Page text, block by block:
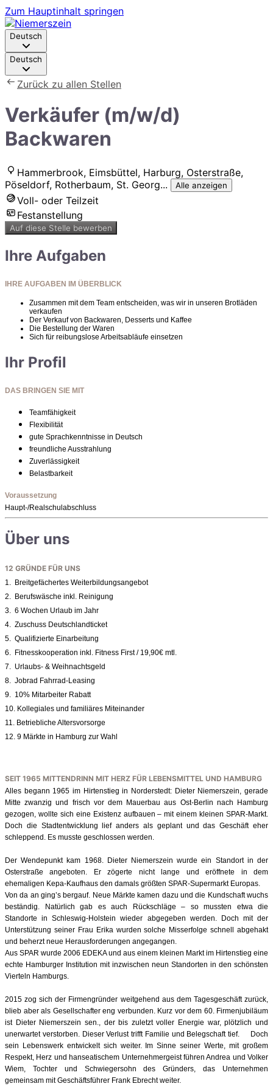
Zum Hauptinhalt springen
Deutsch
Deutsch
Zurück zu allen Stellen
Verkäufer (m/w/d)
Backwaren
Hammerbrook, Eimsbüttel, Harburg, Osterstraße,
Pöseldorf, Rotherbaum, St. Georg... Alle anzeigen
Voll- oder Teilzeit
Festanstellung
Auf diese Stelle bewerben
Ihre Aufgaben
IHRE AUFGABEN IM ÜBERBLICK
Zusammen mit dem Team entscheiden, was wir in unseren Brotläden
verkaufen
Der Verkauf von Backwaren, Desserts und Kaffee
Die Bestellung der Waren
Sich für reibungslose Arbeitsabläufe einsetzen
Ihr Profil
DAS BRINGEN SIE MIT
Teamfähigkeit
Flexibilität
gute Sprachkenntnisse in Deutsch
freundliche Ausstrahlung
Zuverlässigkeit
Belastbarkeit
Voraussetzung
Haupt-/Realschulabschluss
Über uns
12 GRÜNDE FÜR UNS
1. Breitgefächertes Weiterbildungsangebot
2. Berufswäsche inkl. Reinigung
3. 6 Wochen Urlaub im Jahr
4. Zuschuss Deutschlandticket
5. Qualifizierte Einarbeitung
6. Fitnesskooperation inkl. Fitness First / 19,90€ mtl.
7. Urlaubs- & Weihnachtsgeld
8. Jobrad Fahrrad-Leasing
9. 10% Mitarbeiter Rabatt
10. Kollegiales und familiäres Miteinander
11. Betriebliche Altersvorsorge
12. 9 Märkte in Hamburg zur Wahl
SEIT 1965 MITTENDRINN MIT HERZ FÜR LEBENSMITTEL UND HAMBURG
Alles begann 1965 im Hirtenstieg in Norderstedt: Dieter Niemerszein, gerade
Mitte zwanzig und frisch vor dem Mauerbau aus Ost-Berlin nach Hamburg
gezogen, wollte sich eine Existenz aufbauen – mit einem kleinen SPAR-Markt.
Doch die Stadtentwicklung lief anders als geplant und das Geschäft eher
schleppend. Es musste geschlossen werden.
Der Wendepunkt kam 1968. Dieter Niemerszein wurde ein Standort in der
Osterstraße angeboten. Er zögerte nicht lange und eröffnete in dem
ehemaligen Kepa-Kaufhaus den damals größten SPAR-Supermarkt Europas.
Von da an ging’s bergauf. Neue Märkte kamen dazu und die Kundschaft wuchs
beständig. Natürlich gab es auch Rückschläge – so mussten etwa die
Standorte in Schleswig-Holstein wieder abgegeben werden. Doch mit der
Unterstützung seiner Frau Erika wurden solche Misserfolge schnell abgehakt
und beherzt neue Herausforderungen angegangen.
Aus SPAR wurde 2006 EDEKA und aus einem kleinen Markt im Hirtenstieg eine
echte Hamburger Institution mit inzwischen neun Standorten in den schönsten
Vierteln Hamburgs.
2015 zog sich der Firmengründer weitgehend aus dem Tagesgeschäft zurück,
blieb aber als Gesellschafter eng verbunden. Kurz vor dem 60. Firmenjubiläum
ist Dieter Niemerszein sen., der bis zuletzt voller Energie war, plötzlich und
unerwartet verstorben. Dieser Verlust trifft Familie und Belegschaft tief. Doch
sein Lebenswerk entwickelt sich weiter. Im Sinne seiner Werte, mit großem
Respekt, Herz und hanseatischem Unternehmergeist führen Andrea und Volker
Wiem, Tochter und Schwiegersohn des Gründers, das Unternehmen
gemeinsam mit Geschäftsführer Frank Ebrecht weiter.